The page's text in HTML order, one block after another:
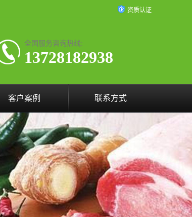
资质认证
全国服务咨询热线:
13728182938
客户案例 联系方式